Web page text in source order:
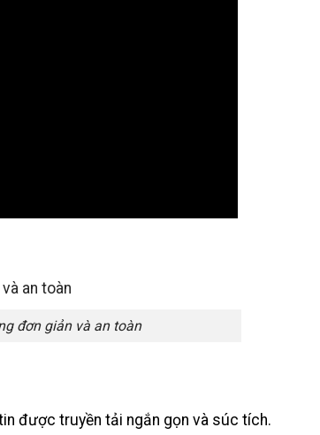
đơn giản và an toàn
được truyền tải ngắn gọn và súc tích.